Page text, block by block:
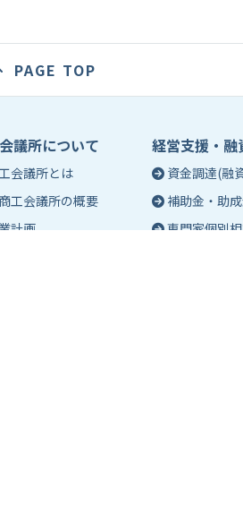
PAGE TOP
議所について
会議所とは
工会議所の概要
計画
経営支援・融
資金調達(融
補助金・助
専門家個別